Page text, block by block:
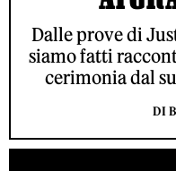
Dalle prove di
siamo fatti
cerimonia dal
DI